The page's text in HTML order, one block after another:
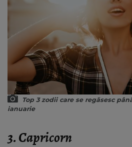
Top 3 zodii care se regăsesc
ianuarie
3. Capricorn